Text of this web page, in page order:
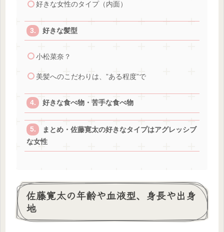
好きな女性のタイプ（内面）
好きな髪型
小松菜奈？
美髪へのこだわりは、”ある程度”で
好きな食べ物・苦手な食べ物
まとめ・佐藤寛太の好きなタイプはアグレッシブ
な女性
佐藤寛太の年齢や血液型、身長や出身
地